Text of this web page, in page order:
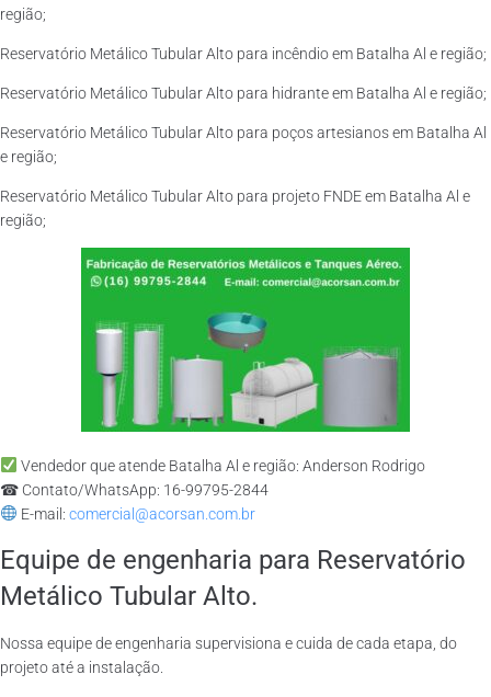
região;
Reservatório Metálico Tubular Alto para incêndio em Batalha Al e região;
Reservatório Metálico Tubular Alto para hidrante em Batalha Al e região;
Reservatório Metálico Tubular Alto para poços artesianos em Batalha Al
e região;
Reservatório Metálico Tubular Alto para projeto FNDE em Batalha Al e
região;
Vendedor que atende Batalha Al e região: Anderson Rodrigo
☎ Contato/WhatsApp: 16-99795-2844
E-mail: comercial@acorsan.com.br
Equipe de engenharia para Reservatório
Metálico Tubular Alto.
Nossa equipe de engenharia supervisiona e cuida de cada etapa, do
projeto até a instalação.